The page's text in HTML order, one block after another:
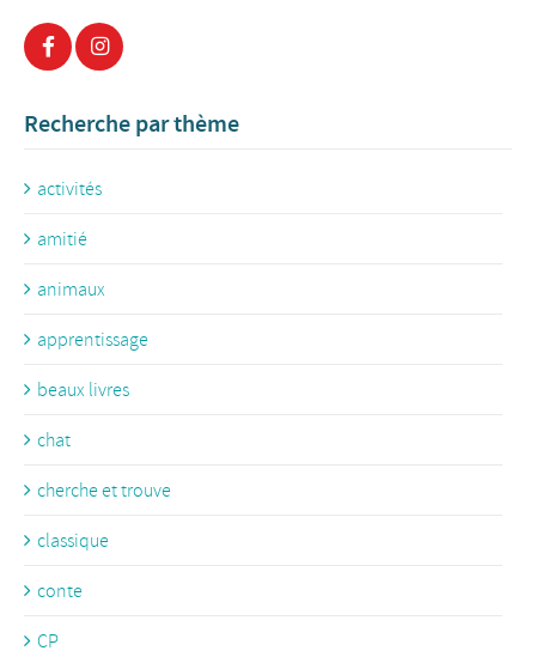
Recherche par thème
activités
amitié
animaux
apprentissage
beaux livres
chat
cherche et trouve
classique
conte
CP